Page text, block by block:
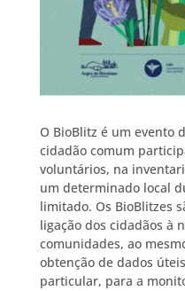
O BioBlitz é um evento
cidadão comum
voluntários, na
um determinado local
limitado. Os BioBlitzes
ligação dos cidadãos à
comunidades, ao
obtenção de dados
particular, para a